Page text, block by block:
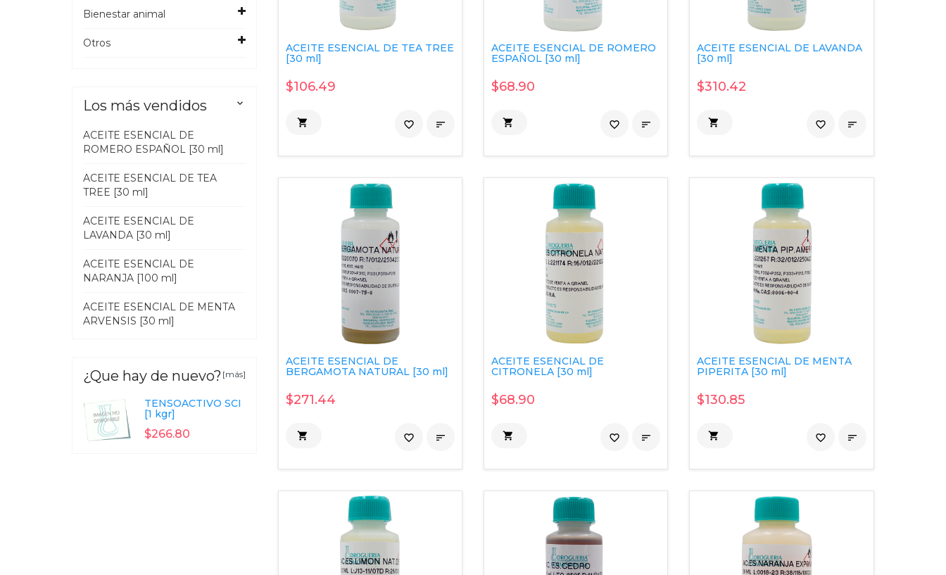
ACEITE ESENCIAL DE TEA TREE
[30 ml]
$106.49
 
favorite_border
ACEITE ESENCIAL DE ROMERO
ESPAÑOL [30 ml]
$68.90
 
favorite_border
ACEITE ESENCIAL DE LAVANDA
[30 ml]
$310.42
 
favorite_border
ACEITE ESENCIAL DE
BERGAMOTA NATURAL [30 ml]
$271.44
 
favorite_border
ACEITE ESENCIAL DE
CITRONELA [30 ml]
$68.90
 
favorite_border
ACEITE ESENCIAL DE MENTA
PIPERITA [30 ml]
$130.85
 
favorite_border
Bienestar animal
Otros
Los más vendidos 
ACEITE ESENCIAL DE
ROMERO ESPAÑOL [30 ml]
ACEITE ESENCIAL DE TEA
TREE [30 ml]
ACEITE ESENCIAL DE
LAVANDA [30 ml]
ACEITE ESENCIAL DE
NARANJA [100 ml]
ACEITE ESENCIAL DE MENTA
ARVENSIS [30 ml]
¿Que hay de nuevo? [más]
TENSOACTIVO SCI
[1 kgr]
$266.80